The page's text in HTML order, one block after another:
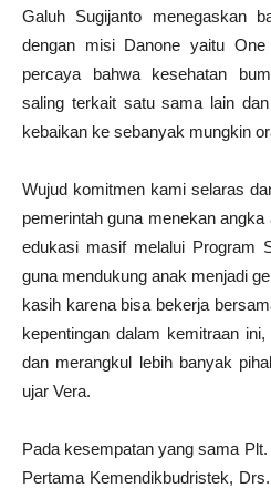
Galuh Sugijanto menegaskan
dengan misi Danone yaitu
percaya bahwa kesehatan
saling terkait satu sama lain
kebaikan ke sebanyak mungkin
Wujud komitmen kami selaras
pemerintah guna menekan
edukasi masif melalui Program
guna mendukung anak menjadi
kasih karena bisa bekerja
kepentingan dalam kemitraan
dan merangkul lebih banyak
ujar Vera.
Pada kesempatan yang sama
Pertama Kemendikbudristek,